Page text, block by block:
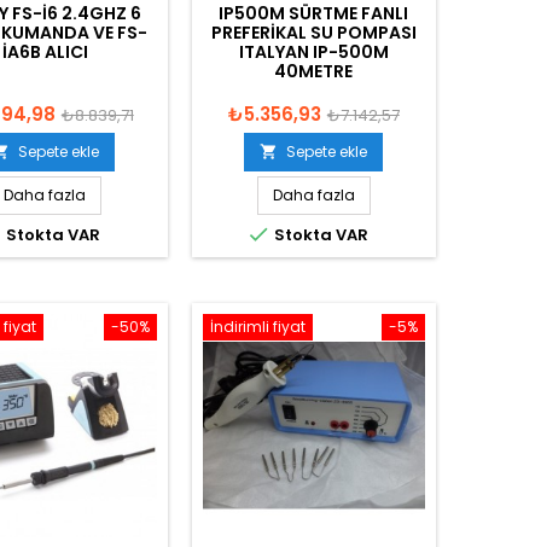
FS-I6 2.4GHZ 6
VE FS-
IA6B ALICI
₺8.839,71
Sepete ekle
Daha fazla
Stokta VAR
IP500M SÜRTME FANLI
PREFERIKAL SU POMPASI
ITALYAN IP-500M
40METRE
₺5.356,93 ₺7.142,57
 Sepete ekle
Daha fazla
 Stokta VAR
-50%
fiyat -5%
İndirimli fiyat